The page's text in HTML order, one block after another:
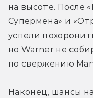
на высоте. После
Супермена» и
успели
но Warner не
по свержению
Наконец, шансы